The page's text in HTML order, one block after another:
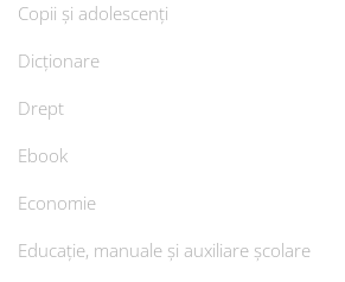
Copii și adolescenți
Dicționare
Drept
Ebook
Economie
Educație, manuale și auxiliare școlare